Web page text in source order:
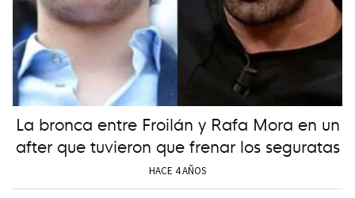
La bronca entre Froilán y Rafa Mora en un
after que tuvieron que frenar los seguratas
HACE 4 AÑOS